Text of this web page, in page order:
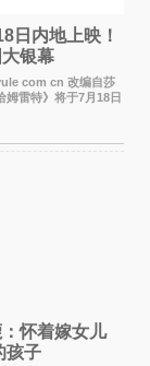
日内地上映！
银幕
com cn 改编自莎
姆雷特》将于7月18日
百年的文学经典被
场视觉与听觉的双重
怀着嫁女儿
孩子